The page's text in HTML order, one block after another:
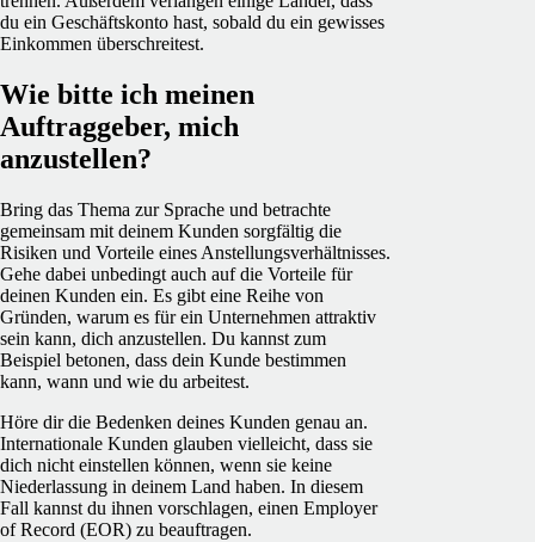
du ein Geschäftskonto hast, sobald du ein gewisses
Einkommen überschreitest.
Wie bitte ich meinen
Auftraggeber, mich
anzustellen?
Bring das Thema zur Sprache und betrachte
gemeinsam mit deinem Kunden sorgfältig die
Risiken und Vorteile eines Anstellungsverhältnisses.
Gehe dabei unbedingt auch auf die Vorteile für
deinen Kunden ein. Es gibt eine Reihe von
Gründen, warum es für ein Unternehmen attraktiv
sein kann, dich anzustellen. Du kannst zum
Beispiel betonen, dass dein Kunde bestimmen
kann, wann und wie du arbeitest.
Höre dir die Bedenken deines Kunden genau an.
Internationale Kunden glauben vielleicht, dass sie
dich nicht einstellen können, wenn sie keine
Niederlassung in deinem Land haben. In diesem
Fall kannst du ihnen vorschlagen, einen Employer
of Record (EOR) zu beauftragen.